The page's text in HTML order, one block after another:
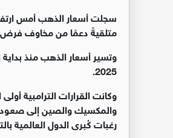
متلقيةً دعمًا من مخاوف فرض
2025
.
وكانت القرارات الترامبية
والمكسيك والصين إلى صعود
رغبات كُبرى الدول العالمية